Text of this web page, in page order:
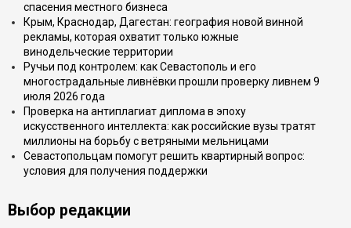
спасения местного бизнеса
Крым, Краснодар, Дагестан: география новой винной
рекламы, которая охватит только южные
винодельческие территории
Ручьи под контролем: как Севастополь и его
многострадальные ливнёвки прошли проверку ливнем 9
июля 2026 года
Проверка на антиплагиат диплома в эпоху
искусственного интеллекта: как российские вузы тратят
миллионы на борьбу с ветряными мельницами
Севастопольцам помогут решить квартирный вопрос:
условия для получения поддержки
Выбор редакции